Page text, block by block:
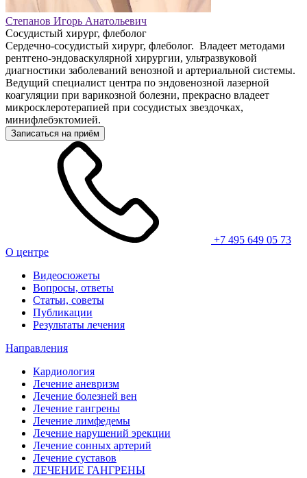
Степанов Игорь Анатольевич
Сосудистый хирург, флеболог
Сердечно-сосудистый хирург, флеболог. Владеет методами
рентгено-эндоваскулярной хирургии, ультразвуковой
диагностики заболеваний венозной и артериальной системы.
Ведущий специалист центра по эндовенозной лазерной
коагуляции при варикозной болезни, прекрасно владеет
микросклеротерапией при сосудистых звездочках,
минифлебэктомией.
Записаться на приём
+7 495 649 05 73
О центре
Видеосюжеты
Вопросы, ответы
Статьи, советы
Публикации
Результаты лечения
Направления
Кардиология
Лечение аневризм
Лечение болезней вен
Лечение гангрены
Лечение лимфедемы
Лечение нарушений эрекции
Лечение сонных артерий
Лечение суставов
ЛЕЧЕНИЕ ГАНГРЕНЫ